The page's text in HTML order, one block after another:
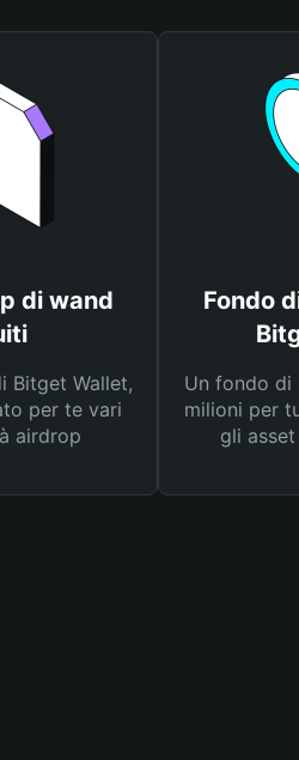
di wand
Bitget Wallet,
per te vari
airdrop
Fondo
Un fondo di
milioni per
gli